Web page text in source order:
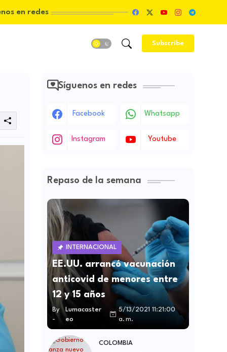
en redes
Subscribe
Síguenos en redes
Facebook Whatsapp
Instagram Youtube
Repaso de la semana
INTERNACIONAL
EE.UU. arrancó vacunación
anticovid de menores entre
12 y 15 años
By
-
Lumacaster
eo
5/13/2021 11:21:00
a. m.
COLOMBIA